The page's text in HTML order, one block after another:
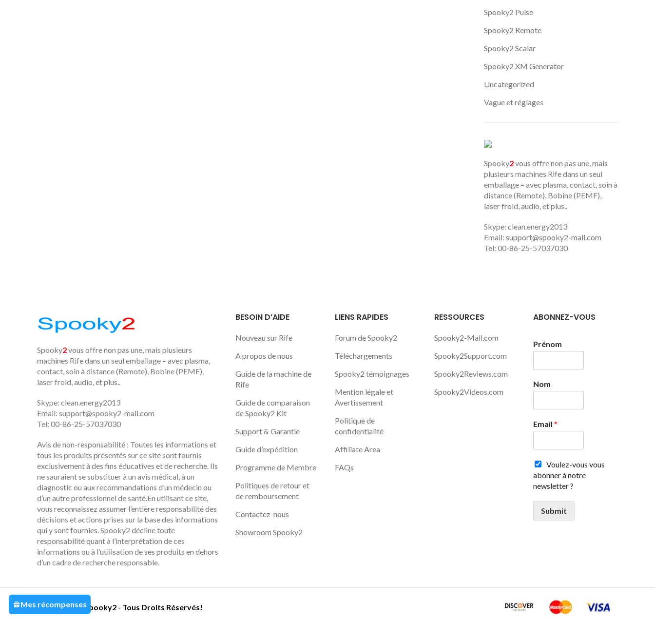
Spooky2 Pulse
Spooky2 Remote
Spooky2 Scalar
Spooky2 XM Generator
Uncategorized
Vague et réglages
Spooky2vous offre non pas une, mais
plusieurs machines Rife dans un seul
emballage – avec plasma, contact, soin à
distance (Remote), Bobine (PEMF),
laser froid, audio, et plus..
Skype: clean.energy2013
Email: support@spooky2-mall.com
Tel: 00-86-25-57037030
Spooky2vous offre non pas une, mais plusieurs
machines Rife dans un seul emballage – avec plasma,
contact, soin à distance (Remote), Bobine (PEMF),
laser froid, audio, et plus..
Skype: clean.energy2013
Email: support@spooky2-mall.com
Tel: 00-86-25-57037030
Avis de non-responsabilité : Toutes les informations et
tous les produits présentés sur ce site sont fournis
exclusivement à des fins éducatives et de recherche. Ils
ne sauraient se substituer à un avis médical, à un
diagnostic ou aux recommandations d’un médecin ou
d’un autre professionnel de santé.En utilisant ce site,
vous reconnaissez assumer l’entière responsabilité des
décisions et actions prises sur la base des informations
qui y sont fournies. Spooky2 décline toute
responsabilité quant à l’interprétation de ces
informations ou à l’utilisation de ses produits en dehors
d’un cadre de recherche responsable.
BESOIN D’AIDE
Nouveau sur Rife
A propos de nous
Guide de la machine de
Rife
Guide de comparaison
de Spooky2 Kit
Support & Garantie
Guide d’expédition
Programme de Membre
Politiques de retour et
de remboursement
Contactez-nous
Showroom Spooky2
LIENS RAPIDES
Forum de Spooky2
Téléchargements
Spooky2 témoignages
Mention légale et
Avertissement
Politique de
confidentialité
Affiliate Area
FAQs
RESSOURCES
Spooky2-Mall.com
Spooky2Support.com
Spooky2Reviews.com
Spooky2Videos.com
ABONNEZ-VOUS
Prénom
Nom
Email*
Voulez-vous vous
abonner à notre
newsletter ?
Submit
2014-2022 Spooky2 - Tous Droits Réservés!
Mes récompenses